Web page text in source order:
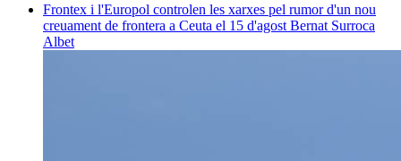
Frontex i l'Europol controlen les xarxes pel rumor d'un nou
creuament de frontera a Ceuta el 15 d'agost Bernat Surroca
Albet